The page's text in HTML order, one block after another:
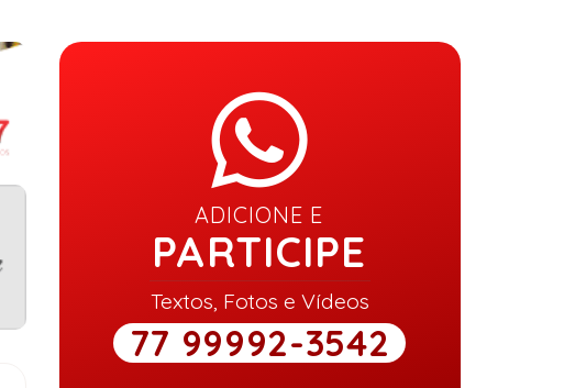
ADICIONE E
PARTICIPE
Textos, Fotos e Vídeos
77 99992-3542